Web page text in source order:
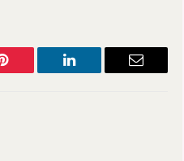
Pinterest LinkedIn Email